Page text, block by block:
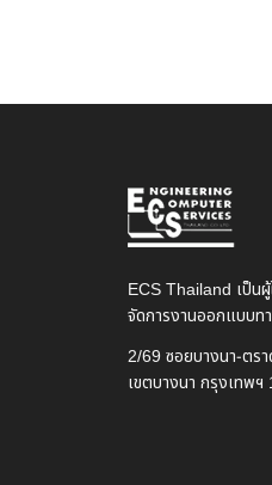
ECS Thailand เป็น
จัดการงานออกแบบท
2/69 ซอยบางนา-ตร
เขตบางนา กรุงเทพ